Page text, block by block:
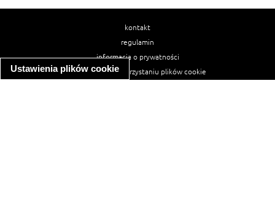
Ustawienia plików cookie
kontakt
regulamin
informacja o prywatności
informacja o wykorzystaniu plików cookie